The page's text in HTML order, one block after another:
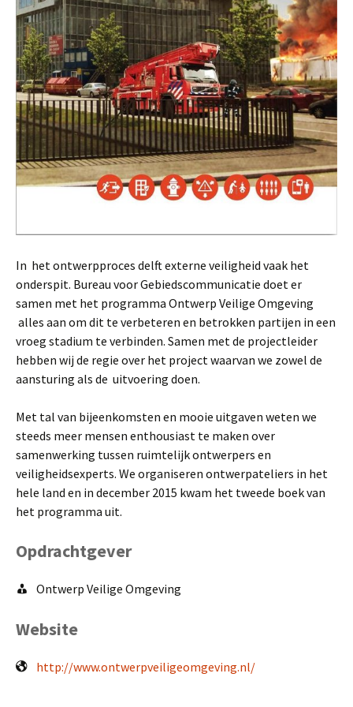
In het ontwerpproces delft externe veiligheid vaak het
onderspit. Bureau voor Gebiedscommunicatie doet er
samen met het programma Ontwerp Veilige Omgeving
alles aan om dit te verbeteren en betrokken partijen in een
vroeg stadium te verbinden. Samen met de projectleider
hebben wij de regie over het project waarvan we zowel de
aansturing als de uitvoering doen.
Met tal van bijeenkomsten en mooie uitgaven weten we
steeds meer mensen enthousiast te maken over
samenwerking tussen ruimtelijk ontwerpers en
veiligheidsexperts. We organiseren ontwerpateliers in het
hele land en in december 2015 kwam het tweede boek van
het programma uit.
Opdrachtgever
Ontwerp Veilige Omgeving
Website
http://www.ontwerpveiligeomgeving.nl/